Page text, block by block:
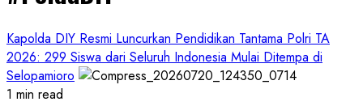
Kapolda DIY Resmi Luncurkan Pendidikan Tantama Polri TA
2026: 299 Siswa dari Seluruh Indonesia Mulai Ditempa di
Selopamioro
1 min read